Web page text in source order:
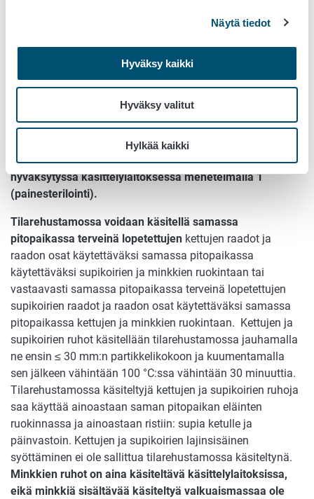
Näytä tiedot
Hyväksy kaikki
Hyväksy valitut
Hylkää kaikki
keitetään 100 °C:ssa vähintään 30 minuuttia.
Happokäsittely suoritetaan kuten keräyskeskuksissa.
Turkiseläinten ruhot on käsiteltävä käsittelylaitoksessa.
Käsittelylaitoksen lopputuotteita, valkuaismassaa ja
eläinrasvaa, voi käyttää rehuna ainoastaan turkiseläinten
ruokintaan. Kaikkien itsestään kuolleiden tai sairauden
vuoksi lopetettujen turkiseläinten raatojen ja raadon
osien on oltava käsitelty sivutuoteasetuksen mukaisesti
hyväksytyssä käsittelylaitoksessa menetelmällä 1
(painesterilointi).
Tilarehustamossa voidaan käsitellä samassa
pitopaikassa terveinä lopetettujen kettujen raadot ja
raadon osat käytettäväksi samassa pitopaikassa
käytettäväksi supikoirien ja minkkien ruokintaan tai
vastaavasti samassa pitopaikassa terveinä lopetettujen
supikoirien raadot ja raadon osat käytettäväksi samassa
pitopaikassa kettujen ja minkkien ruokintaan. Kettujen ja
supikoirien ruhot käsitellään tilarehustamossa jauhamalla
ne ensin ≤ 30 mm:n partikkelikokoon ja kuumentamalla
sen jälkeen vähintään 100 °C:ssa vähintään 30 minuuttia.
Tilarehustamossa käsiteltyjä kettujen ja supikoirien ruhoja
saa käyttää ainoastaan saman pitopaikan eläinten
ruokinnassa ja ainoastaan ristiin: supia ketulle ja
päinvastoin. Kettujen ja supikoirien lajinsisäinen
syöttäminen ei ole sallittua tilarehustamossa käsiteltynä.
Minkkien ruhot on aina käsiteltävä käsittelylaitoksissa,
eikä minkkiä sisältävää käsiteltyä valkuaismassaa ole